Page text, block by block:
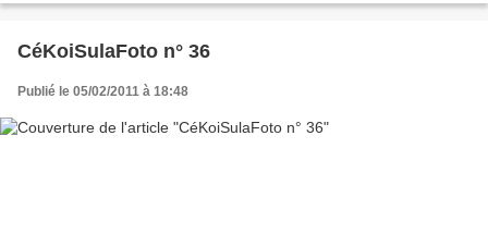
CéKoiSulaFoto n° 36
Publié le 05/02/2011 à 18:48